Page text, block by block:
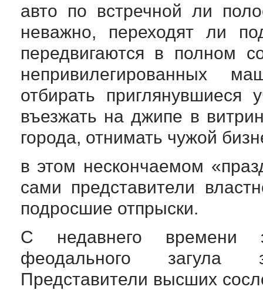
авто по встречной ли
неважно, переходят ли
передвигаются в полном
непривилегированных
отбирать приглянувшиеся
въезжать на джипе в
города, отнимать чужой
в этом нескончаемом
сами представители
подросшие отпрыски.
С недавнего времени
феодального загула
Представители высших